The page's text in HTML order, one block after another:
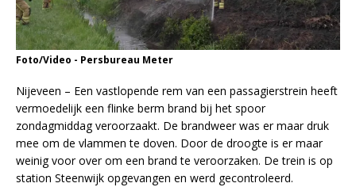
Foto/Video - Persbureau Meter
Nijeveen – Een vastlopende rem van een passagierstrein heeft
vermoedelijk een flinke berm brand bij het spoor
zondagmiddag veroorzaakt. De brandweer was er maar druk
mee om de vlammen te doven. Door de droogte is er maar
weinig voor over om een brand te veroorzaken. De trein is op
station Steenwijk opgevangen en werd gecontroleerd.